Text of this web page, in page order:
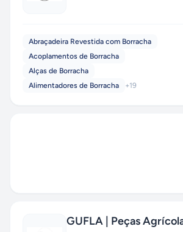
Abraçadeira Revestida com Borracha
Acoplamentos de Borracha
Alças de Borracha
Alimentadores de Borracha
+19
GUFLA | Peças